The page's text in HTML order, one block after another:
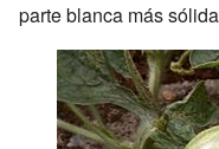
parte blanca más